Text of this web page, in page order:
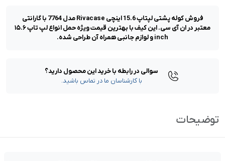
فروش کوله پشتی لپتاپ 15.6 اینچی Rivacase مدل 7764 با گارانتی
معتبر در ان آی سی. این کیف با بهترین قیمت ویژه حمل انواع لپ تاپ ۱۵.۶
inch و لوازم جانبی همراه آن طراحی شده.
سوالی در رابطه با خرید این محصول دارید؟
با کارشناسان ما در تماس باشید.
توضیحات